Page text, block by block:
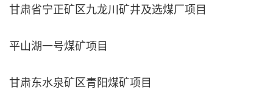
甘肃省宁正矿区九龙川矿井及选煤厂项目
平山湖一号煤矿项目
甘肃东水泉矿区青阳煤矿项目